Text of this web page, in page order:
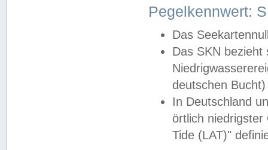
Pegelkennwert:
Das
Das SKN
deutschen
In Deutschland
örtlich
Tide (LAT)"